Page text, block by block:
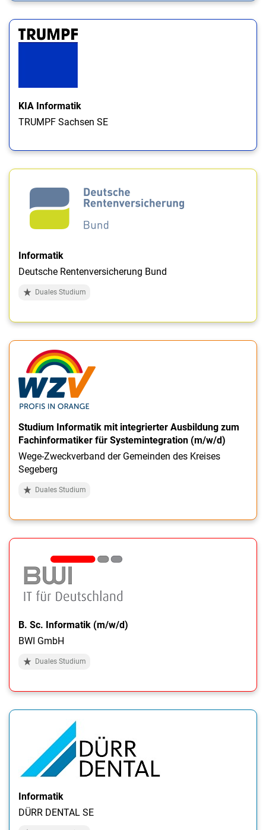
KIA Informatik
TRUMPF Sachsen SE
Informatik
Deutsche Rentenversicherung Bund
Duales Studium
Studium Informatik mit integrierter Ausbildung zum
Fachinformatiker für Systemintegration (m/w/d)
Wege-Zweckverband der Gemeinden des Kreises
Segeberg
Duales Studium
B. Sc. Informatik (m/w/d)
BWI GmbH
Duales Studium
Informatik
DÜRR DENTAL SE